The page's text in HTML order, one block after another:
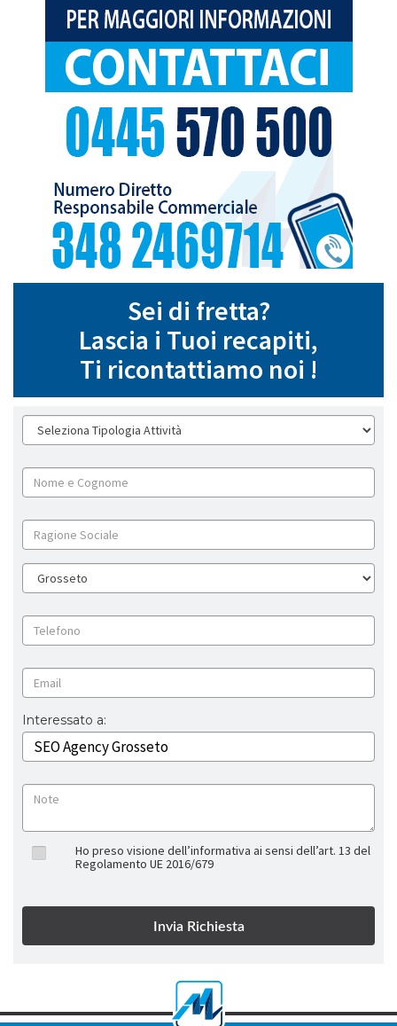
Sei di fretta?
Lascia i Tuoi recapiti,
Ti ricontattiamo noi !
Interessato a:
Ho preso visione dell’informativa ai sensi dell’art. 13 del
Regolamento UE 2016/679